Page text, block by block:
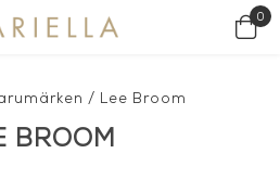
0
/ Lee Broom
BROOM